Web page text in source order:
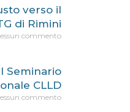
verso il
di Rimini
commento
Seminario
CLLD
commento